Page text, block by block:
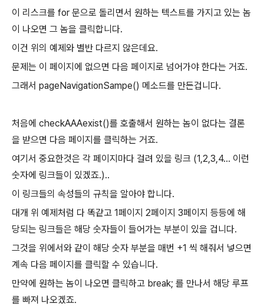
이 리스크를 for 문으로 돌리면서 원하는 텍스트를 가지고 있는 놈
이 나오면 그 놈을 클릭합니다.
이건 위의 예제와 별반 다르지 않은데요.
문제는 이 페이지에 없으면 다음 페이지로 넘어가야 한다는 거죠.
그래서 pageNavigationSampe() 메소드를 만든겁니다.
처음에 checkAAAexist()를 호출해서 원하는 놈이 없다는 결론
을 받으면 다음 페이지를 클릭하는 거죠.
여기서 중요한것은 각 페이지마다 걸려 있을 링크 (1,2,3,4... 이런
숫자에 링크들이 있겠죠.)..
이 링크들의 속성들의 규칙을 알아야 합니다.
대개 위 예제처럼 다 똑같고 1페이지 2페이지 3페이지 등등에 해
당되는 링크들은 해당 숫자들이 들어가는 부분이 있을 겁니다.
그것을 위에서와 같이 해당 숫자 부분을 매번 +1 씩 해줘서 넣으면
계속 다음 페이지를 클릭할 수 있습니다.
만약에 원하는 놈이 나오면 클릭하고 break; 를 만나서 해당 루프
를 빠져 나오겠죠.